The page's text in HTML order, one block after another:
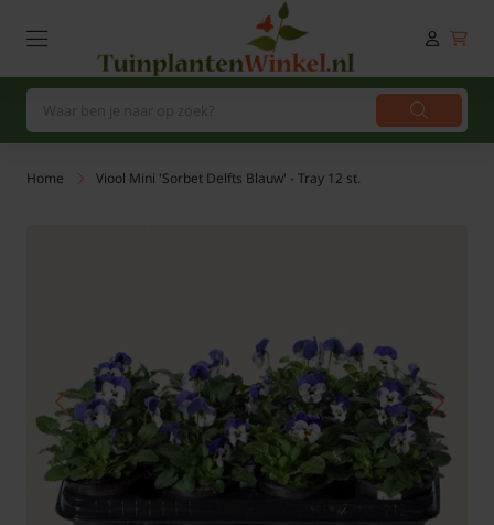
Home Viool Mini 'Sorbet Delfts Blauw' - Tray 12 st.